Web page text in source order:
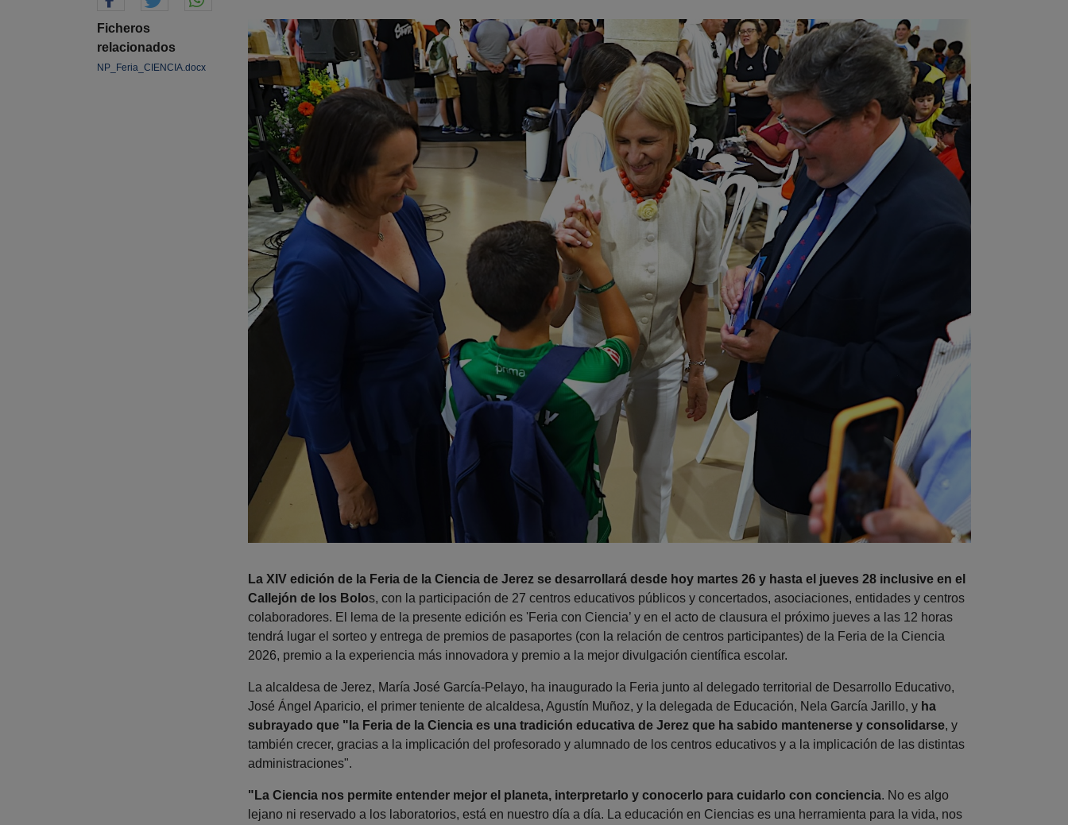
Ficheros
relacionados
NP_Feria_CIENCIA.docx
La XIV edición de la Feria de la Ciencia de Jerez se desarrollará desde hoy martes 26 y hasta el jueves 28 inclusive en el
Callejón de los Bolos, con la participación de 27 centros educativos públicos y concertados, asociaciones, entidades y centros
colaboradores. El lema de la presente edición es 'Feria con Ciencia’ y en el acto de clausura el próximo jueves a las 12 horas
tendrá lugar el sorteo y entrega de premios de pasaportes (con la relación de centros participantes) de la Feria de la Ciencia
2026, premio a la experiencia más innovadora y premio a la mejor divulgación científica escolar.
La alcaldesa de Jerez, María José García-Pelayo, ha inaugurado la Feria junto al delegado territorial de Desarrollo Educativo,
José Ángel Aparicio, el primer teniente de alcaldesa, Agustín Muñoz, y la delegada de Educación, Nela García Jarillo, y ha
subrayado que "la Feria de la Ciencia es una tradición educativa de Jerez que ha sabido mantenerse y consolidarse, y
también crecer, gracias a la implicación del profesorado y alumnado de los centros educativos y a la implicación de las distintas
administraciones".
"La Ciencia nos permite entender mejor el planeta, interpretarlo y conocerlo para cuidarlo con conciencia. No es algo
lejano ni reservado a los laboratorios, está en nuestro día a día. La educación en Ciencias es una herramienta para la vida, nos